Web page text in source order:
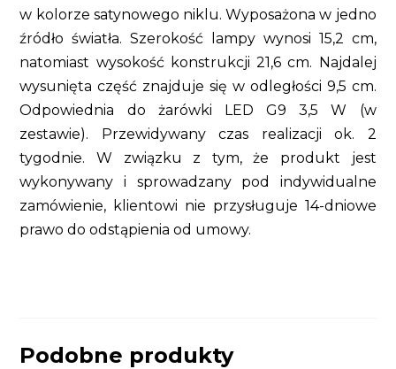
w kolorze satynowego niklu. Wyposażona w jedno
źródło światła. Szerokość lampy wynosi 15,2 cm,
natomiast wysokość konstrukcji 21,6 cm. Najdalej
wysunięta część znajduje się w odległości 9,5 cm.
Odpowiednia do żarówki LED G9 3,5 W (w
zestawie). Przewidywany czas realizacji ok. 2
tygodnie. W związku z tym, że produkt jest
wykonywany i sprowadzany pod indywidualne
zamówienie, klientowi nie przysługuje 14-dniowe
prawo do odstąpienia od umowy.
Podobne produkty